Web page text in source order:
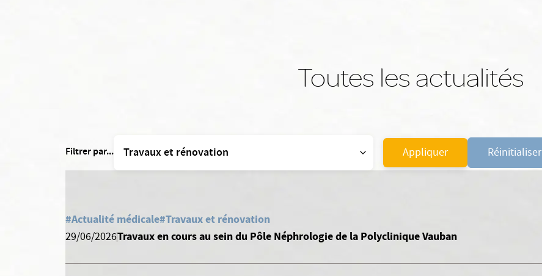
Toutes les actualités
Filtrer par... Appliquer Réinitialiser
#Actualité médicale#Travaux et rénovation
29/06/2026Travaux en cours au sein du Pôle Néphrologie de la Polyclinique Vauban